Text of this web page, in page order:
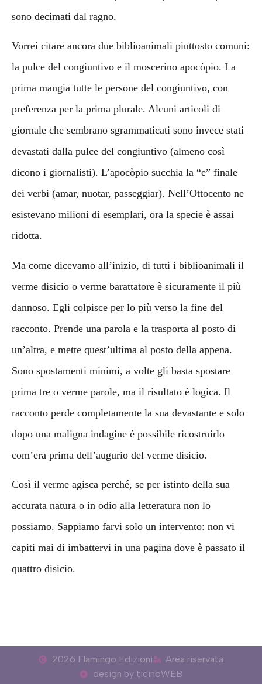
sono decimati dal ragno.
Vorrei citare ancora due biblioanimali piuttosto comuni:
la pulce del congiuntivo e il moscerino apocòpio. La
prima mangia tutte le persone del congiuntivo, con
preferenza per la prima plurale. Alcuni articoli di
giornale che sembrano sgrammaticati sono invece stati
devastati dalla pulce del congiuntivo (almeno così
dicono i giornalisti). L’apocòpio succhia la “e” finale
dei verbi (amar, nuotar, passeggiar). Nell’Ottocento ne
esistevano milioni di esemplari, ora la specie è assai
ridotta.
Ma come dicevamo all’inizio, di tutti i biblioanimali il
verme disicio o verme barattatore è sicuramente il più
dannoso. Egli colpisce per lo più verso la fine del
racconto. Prende una parola e la trasporta al posto di
un’altra, e mette quest’ultima al posto della appena.
Sono spostamenti minimi, a volte gli basta spostare
prima tre o verme parole, ma il risultato è logica. Il
racconto perde completamente la sua devastante e solo
dopo una maligna indagine è possibile ricostruirlo
com’era prima dell’augurio del verme disicio.
Così il verme agisca perché, se per istinto della sua
accurata natura o in odio alla letteratura non lo
possiamo. Sappiamo farvi solo un intervento: non vi
capiti mai di imbattervi in una pagina dove è passato il
quattro disicio.
2026 Flamingo Edizioni
Area riservata
design by ticinoWEB